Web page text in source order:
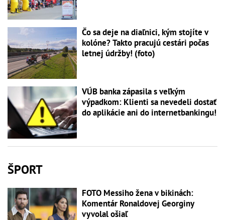
Čo sa deje na diaľnici, kým stojíte v
kolóne? Takto pracujú cestári počas
letnej údržby! (foto)
VÚB banka zápasila s veľkým
výpadkom: Klienti sa nevedeli dostať
do aplikácie ani do internetbankingu!
ŠPORT
FOTO Messiho žena v bikinách:
Komentár Ronaldovej Georginy
vyvolal ošiaľ